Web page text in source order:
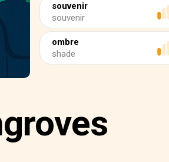
souvenir
souvenir
ombre
shade